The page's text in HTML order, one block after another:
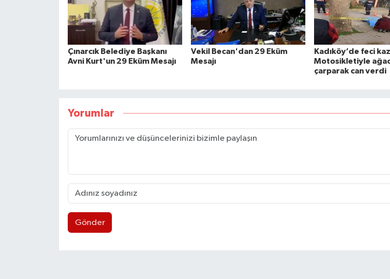
Çınarcık Belediye Başkanı
Avni Kurt'un 29 Eküm Mesajı
Vekil Becan'dan 29 Eküm
Mesajı
Kadıköy’de feci
Motosikletiyle
çarparak can verdi
Yorumlar
Gönder